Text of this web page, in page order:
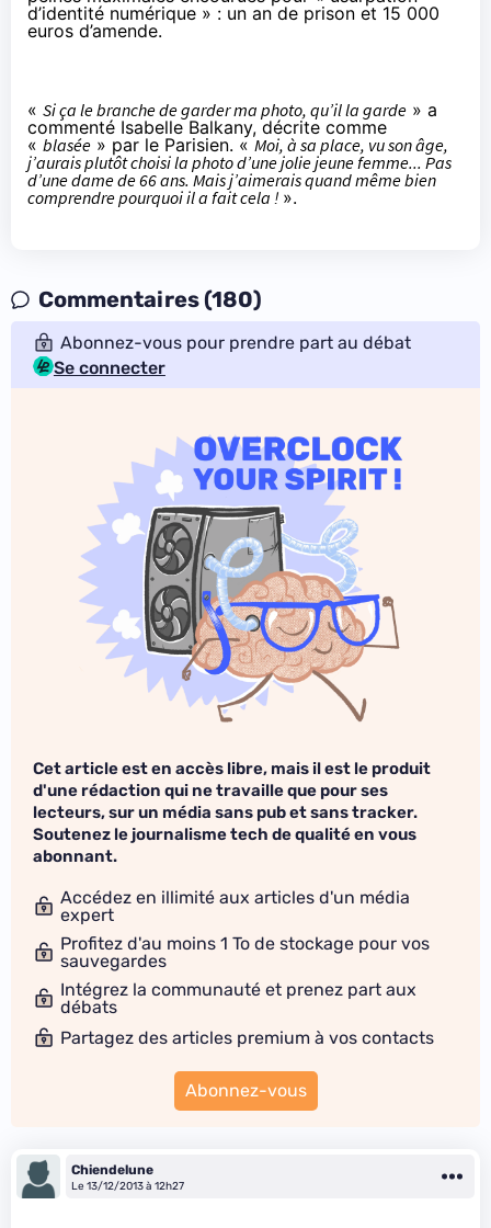
d’identité numérique » : un an de prison et 15 000
euros d’amende.
« Si ça le branche de garder ma photo, qu’il la garde » a
commenté Isabelle Balkany, décrite comme
« blasée » par le Parisien. « Moi, à sa place, vu son âge,
j’aurais plutôt choisi la photo d’une jolie jeune femme... Pas
d’une dame de 66 ans. Mais j’aimerais quand même bien
comprendre pourquoi il a fait cela ! ».
Commentaires (180)
Abonnez-vous pour prendre part au débat
Se connecter
Cet article est en accès libre, mais il est le produit
d'une rédaction qui ne travaille que pour ses
lecteurs, sur un média sans pub et sans tracker.
Soutenez le journalisme tech de qualité en vous
abonnant.
Accédez en illimité aux articles d'un média
expert
Profitez d'au moins 1 To de stockage pour vos
sauvegardes
Intégrez la communauté et prenez part aux
débats
Partagez des articles premium à vos contacts
Abonnez-vous
Chiendelune
Le 13/12/2013 à 12h27